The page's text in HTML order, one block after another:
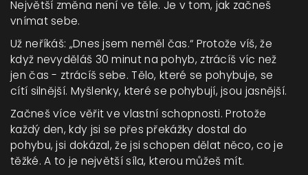
Největší změna není ve těle. Je v tom, jak začneš
vnímat sebe.
Už neříkáš: „Dnes jsem neměl čas.“ Protože víš, že
když nevyděláš 30 minut na pohyb, ztrácíš víc než
jen čas - ztrácíš sebe. Tělo, které se pohybuje, se
cítí silnější. Myšlenky, které se pohybují, jsou jasnější.
Začneš více věřit ve vlastní schopnosti. Protože
každý den, kdy jsi se přes překážky dostal do
pohybu, jsi dokázal, že jsi schopen dělat něco, co je
těžké. A to je největší síla, kterou můžeš mít.